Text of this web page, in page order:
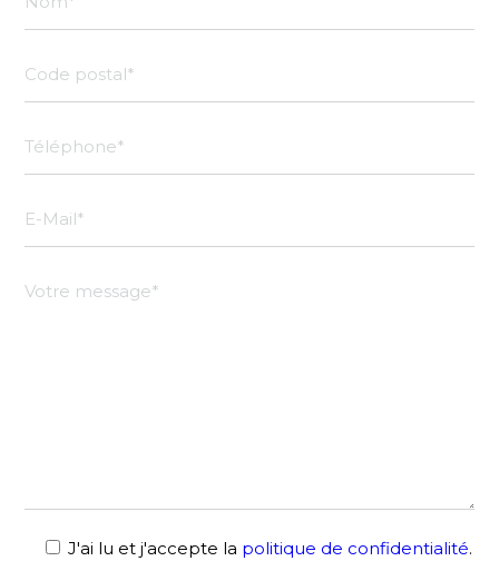
J'ai lu et j'accepte la politique de confidentialité.